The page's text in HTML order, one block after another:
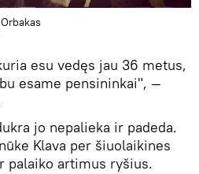
esu vedęs jau 36 metus,
esame pensininkai", —
jo nepalieka ir padeda.
Klava per šiuolaikines
palaiko artimus ryšius.